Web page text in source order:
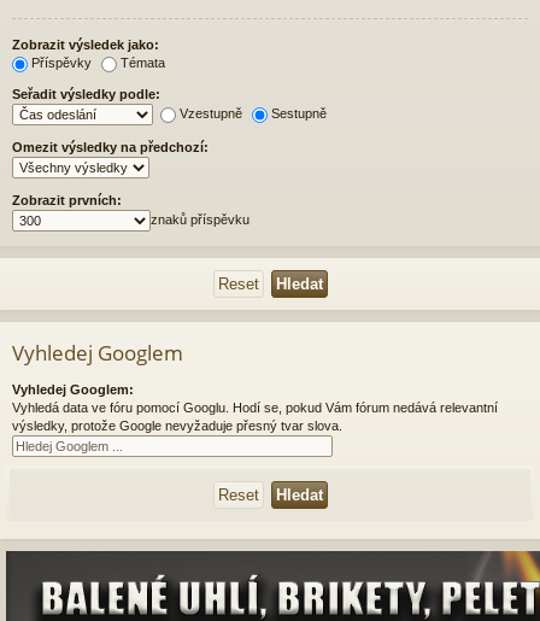
Zobrazit výsledek jako:
Příspěvky
Témata
Seřadit výsledky podle:
Vzestupně
Sestupně
Omezit výsledky na předchozí:
Zobrazit prvních:
znaků příspěvku
Vyhledej Googlem
Vyhledej Googlem:
Vyhledá data ve fóru pomocí Googlu. Hodí se, pokud Vám fórum nedává relevantní
výsledky, protože Google nevyžaduje přesný tvar slova.